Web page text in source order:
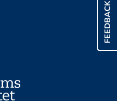
FEEDBACK